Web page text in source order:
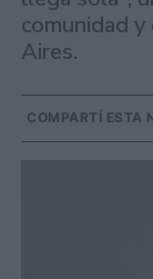
comunidad
Aires.
COMPARTÍ ESTA